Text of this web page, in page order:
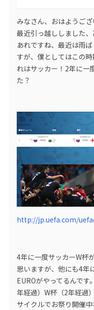
みなさん、おはようご
最近引っ越ししました、
あれですね、最近は雨
すが、僕としてはこの
れはサッカー！2年に一
た？
http://jp.uefa.com/
4年に一度サッカーW杯
思いますが、他にも4年
EUROがやってるんです
年経過）W杯（2年経過
サイクルでお祭り開催